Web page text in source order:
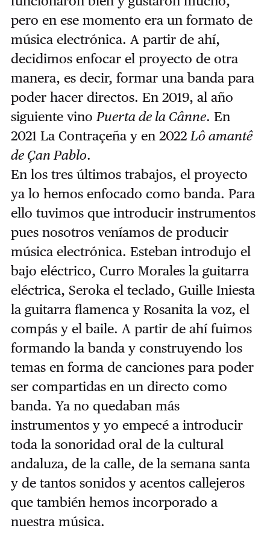
pero en ese momento era un formato de
música electrónica. A partir de ahí,
decidimos enfocar el proyecto de otra
manera, es decir, formar una banda para
poder hacer directos. En 2019, al año
siguiente vino Puerta de la Cânne. En
2021 La Contraçeña y en 2022 Lô amantê
de Çan Pablo.
En los tres últimos trabajos, el proyecto
ya lo hemos enfocado como banda. Para
ello tuvimos que introducir instrumentos
pues nosotros veníamos de producir
música electrónica. Esteban introdujo el
bajo eléctrico, Curro Morales la guitarra
eléctrica, Seroka el teclado, Guille Iniesta
la guitarra flamenca y Rosanita la voz, el
compás y el baile. A partir de ahí fuimos
formando la banda y construyendo los
temas en forma de canciones para poder
ser compartidas en un directo como
banda. Ya no quedaban más
instrumentos y yo empecé a introducir
toda la sonoridad oral de la cultural
andaluza, de la calle, de la semana santa
y de tantos sonidos y acentos callejeros
que también hemos incorporado a
nuestra música.